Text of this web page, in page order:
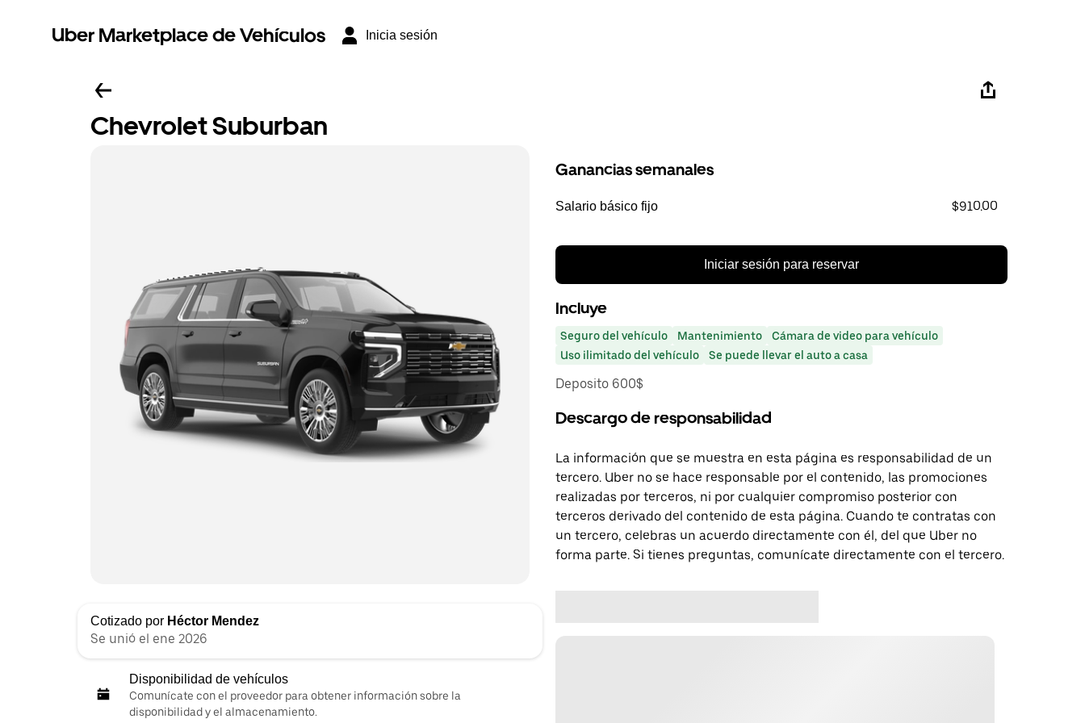
Uber Marketplace de Vehículos Inicia sesión
Chevrolet Suburban
Cotizado por Héctor Mendez
Se unió el ene 2026
Disponibilidad de vehículos
Comunícate con el proveedor para obtener información sobre la
disponibilidad y el almacenamiento.
Ganancias semanales
Salario básico fijo $910.00
Iniciar sesión para reservar
Incluye
Seguro del vehículo Mantenimiento
Cámara de video para vehículo
Uso ilimitado del vehículo
Se puede llevar el auto a casa
Deposito 600$
Descargo de responsabilidad
La información que se muestra en esta página es responsabilidad de un
tercero. Uber no se hace responsable por el contenido, las promociones
realizadas por terceros, ni por cualquier compromiso posterior con
terceros derivado del contenido de esta página. Cuando te contratas con
un tercero, celebras un acuerdo directamente con él, del que Uber no
forma parte. Si tienes preguntas, comunícate directamente con el tercero.